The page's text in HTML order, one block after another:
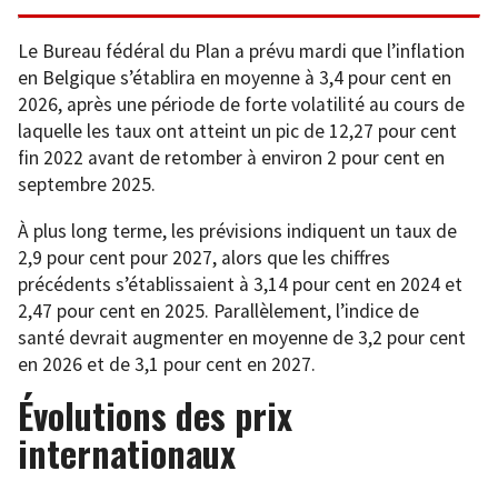
Le Bureau fédéral du Plan a prévu mardi que l’inflation
en Belgique s’établira en moyenne à 3,4 pour cent en
2026, après une période de forte volatilité au cours de
laquelle les taux ont atteint un pic de 12,27 pour cent
fin 2022 avant de retomber à environ 2 pour cent en
septembre 2025.
À plus long terme, les prévisions indiquent un taux de
2,9 pour cent pour 2027, alors que les chiffres
précédents s’établissaient à 3,14 pour cent en 2024 et
2,47 pour cent en 2025. Parallèlement, l’indice de
santé devrait augmenter en moyenne de 3,2 pour cent
en 2026 et de 3,1 pour cent en 2027.
Évolutions des prix
internationaux